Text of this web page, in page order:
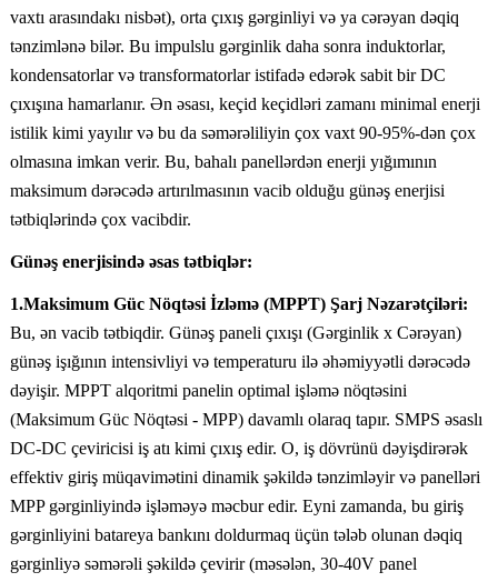
vaxtı arasındakı nisbət), orta çıxış gərginliyi və ya cərəyan dəqiq
tənzimlənə bilər. Bu impulslu gərginlik daha sonra induktorlar,
kondensatorlar və transformatorlar istifadə edərək sabit bir DC
çıxışına hamarlanır. Ən əsası, keçid keçidləri zamanı minimal enerji
istilik kimi yayılır və bu da səmərəliliyin çox vaxt 90-95%-dən çox
olmasına imkan verir. Bu, bahalı panellərdən enerji yığımının
maksimum dərəcədə artırılmasının vacib olduğu günəş enerjisi
tətbiqlərində çox vacibdir.
Günəş enerjisində əsas tətbiqlər:
1.Maksimum Güc Nöqtəsi İzləmə (MPPT) Şarj Nəzarətçiləri:
Bu, ən vacib tətbiqdir. Günəş paneli çıxışı (Gərginlik x Cərəyan)
günəş işığının intensivliyi və temperaturu ilə əhəmiyyətli dərəcədə
dəyişir. MPPT alqoritmi panelin optimal işləmə nöqtəsini
(Maksimum Güc Nöqtəsi - MPP) davamlı olaraq tapır. SMPS əsaslı
DC-DC çeviricisi iş atı kimi çıxış edir. O, iş dövrünü dəyişdirərək
effektiv giriş müqavimətini dinamik şəkildə tənzimləyir və panelləri
MPP gərginliyində işləməyə məcbur edir. Eyni zamanda, bu giriş
gərginliyini batareya bankını doldurmaq üçün tələb olunan dəqiq
gərginliyə səmərəli şəkildə çevirir (məsələn, 30-40V panel